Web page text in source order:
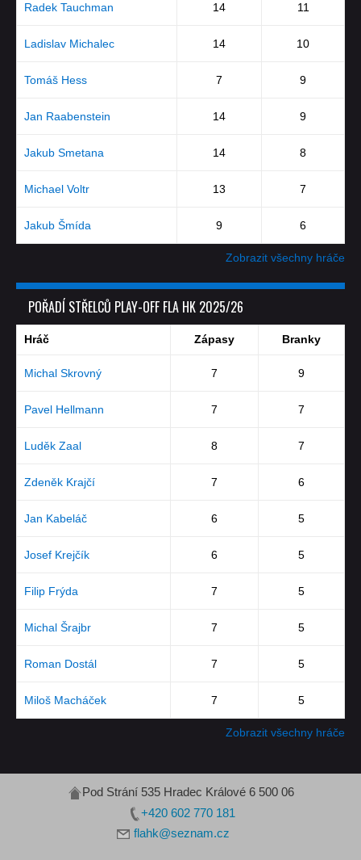
Radek Tauchman 14 11
Ladislav Michalec 14 10
Tomáš Hess 7 9
Jan Raabenstein 14 9
Jakub Smetana 14 8
Michael Voltr 13 7
Jakub Šmída 9 6
Zobrazit všechny hráče
POŘADÍ STŘELCŮ PLAY-OFF FLA HK 2025/26
Hráč Zápasy Branky
Michal Skrovný 7 9
Pavel Hellmann 7 7
Luděk Zaal 8 7
Zdeněk Krajčí 7 6
Jan Kabeláč 6 5
Josef Krejčík 6 5
Filip Frýda 7 5
Michal Šrajbr 7 5
Roman Dostál 7 5
Miloš Macháček 7 5
Zobrazit všechny hráče
Pod Strání 535 Hradec Králové 6 500 06
+420 602 770 181
flahk@seznam.cz